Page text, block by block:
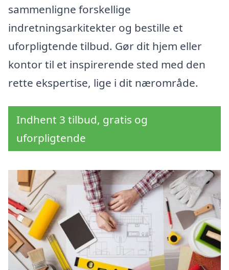
sammenligne forskellige
indretningsarkitekter og bestille et
uforpligtende tilbud. Gør dit hjem eller
kontor til et inspirerende sted med den
rette ekspertise, lige i dit nærområde.
Indhent 3 tilbud, gratis og
uforpligtende